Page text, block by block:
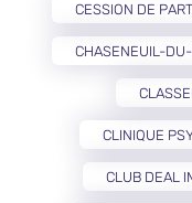
CESSION DE
CHASENEUIL-
CLINIQUE
CLUB DEAL